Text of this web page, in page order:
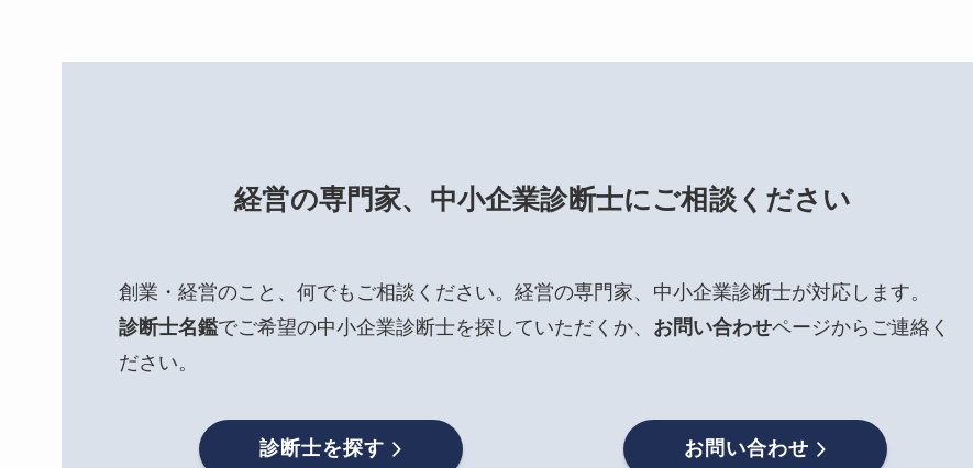
経営の専門家、中小企業診断士にご相談ください
創業・経営のこと、何でもご相談ください。経営の専門家、中小企業診断士が対応します。
診断士名鑑でご希望の中小企業診断士を探していただくか、 お問い合わせページからご連絡く
ださい。
診断士を探す お問い合わせ